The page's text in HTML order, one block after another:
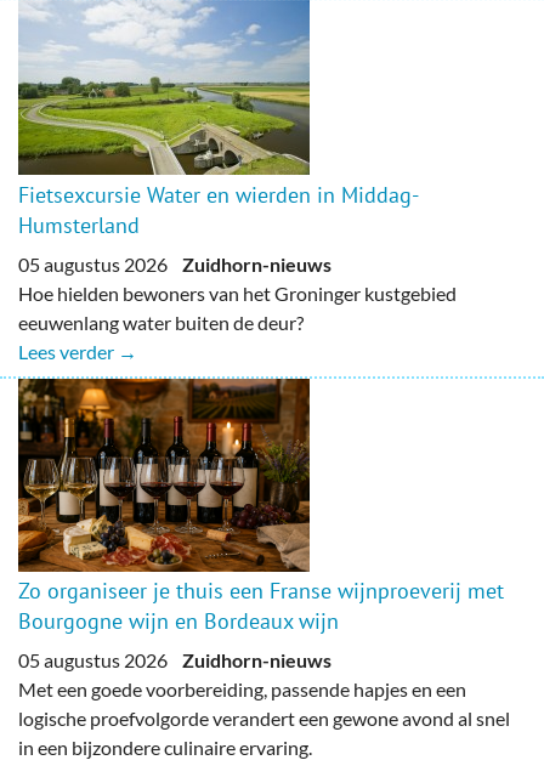
Fietsexcursie Water en wierden in Middag-
Humsterland
05 augustus 2026 Zuidhorn-nieuws
Hoe hielden bewoners van het Groninger kustgebied
eeuwenlang water buiten de deur?
Lees verder →
Zo organiseer je thuis een Franse wijnproeverij met
Bourgogne wijn en Bordeaux wijn
05 augustus 2026 Zuidhorn-nieuws
Met een goede voorbereiding, passende hapjes en een
logische proefvolgorde verandert een gewone avond al snel
in een bijzondere culinaire ervaring.